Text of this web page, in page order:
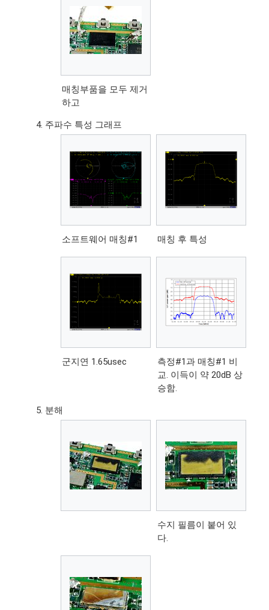
매칭부품을 모두 제거
하고
주파수 특성 그래프
소프트웨어 매칭#1 매칭 후 특성
군지연 1.65usec
측정#1과 매칭#1 비
교. 이득이 약 20dB 상
승함.
분해
수지 필름이 붙어 있
다.